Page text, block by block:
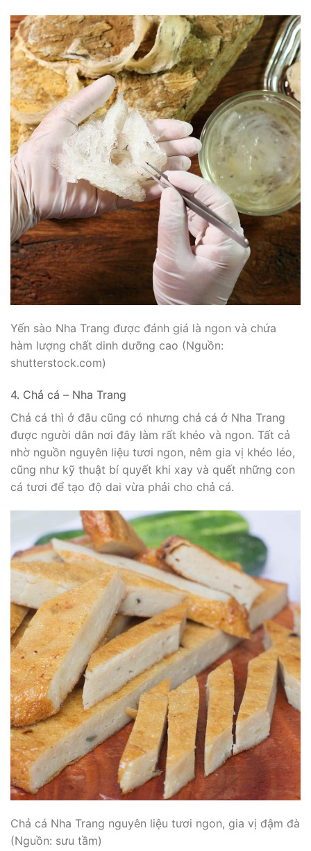
Yến sào Nha Trang được đánh giá là ngon và chứa
hàm lượng chất dinh dưỡng cao (Nguồn:
shutterstock.com)
4. Chả cá – Nha Trang
Chả cá thì ở đâu cũng có nhưng chả cá ở Nha Trang
được người dân nơi đây làm rất khéo và ngon. Tất cả
nhờ nguồn nguyên liệu tươi ngon, nêm gia vị khéo léo,
cũng như kỹ thuật bí quyết khi xay và quết những con
cá tươi để tạo độ dai vừa phải cho chả cá.
Chả cá Nha Trang nguyên liệu tươi ngon, gia vị đậm đà
(Nguồn: sưu tầm)